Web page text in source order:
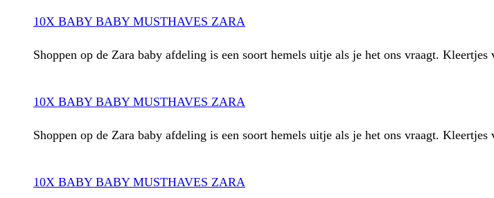
10X BABY BABY MUSTHAVES ZARA
Shoppen op de Zara baby afdeling is een soort hemels uitje als je het ons vraagt.
10X BABY BABY MUSTHAVES ZARA
Shoppen op de Zara baby afdeling is een soort hemels uitje als je het ons vraagt.
10X BABY BABY MUSTHAVES ZARA